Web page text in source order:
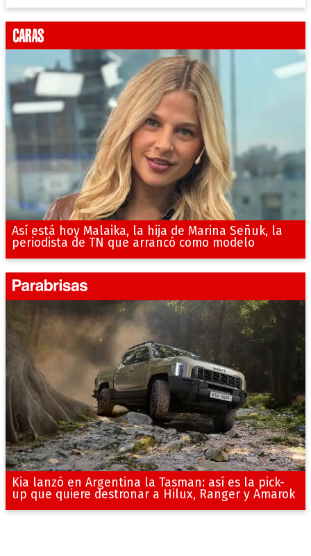
Así está hoy Malaika, la hija de Marina Señuk, la
periodista de TN que arrancó como modelo
Kia lanzó en Argentina la Tasman: así es la pick-
up que quiere destronar a Hilux, Ranger y Amarok